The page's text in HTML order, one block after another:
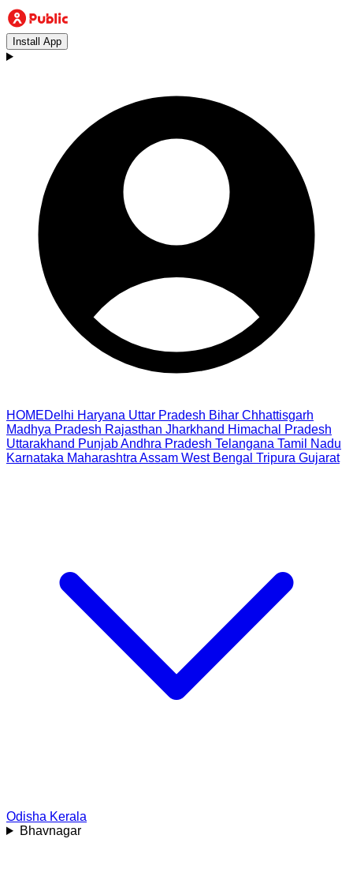
Install App
HOMEDelhi Haryana Uttar Pradesh Bihar Chhattisgarh
Madhya Pradesh Rajasthan Jharkhand Himachal Pradesh
Uttarakhand PunjabAndhra Pradesh Telangana Tamil Nadu
Karnataka Maharashtra Assam West Bengal Tripura Gujarat
Odisha Kerala
Bhavnagar